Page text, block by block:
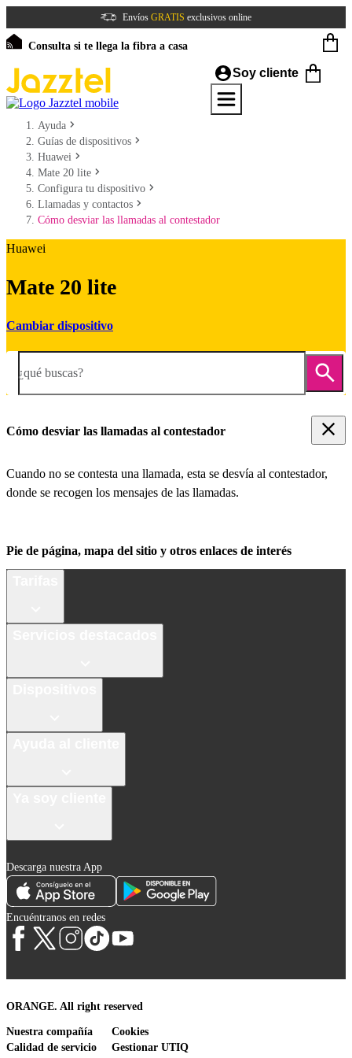
Envíos GRATIS exclusivos online
Consulta si te llega la fibra a casa
Soy cliente
Ayuda
Guías de dispositivos
Huawei
Mate 20 lite
Configura tu dispositivo
Llamadas y contactos
Cómo desviar las llamadas al contestador
Huawei
Mate 20 lite
Cambiar dispositivo
¿qué buscas?
Cómo desviar las llamadas al contestador
Cuando no se contesta una llamada, esta se desvía al contestador,
donde se recogen los mensajes de las llamadas.
Pie de página, mapa del sitio y otros enlaces de interés
Descarga nuestra App
Encuéntranos en redes
ORANGE. All right reserved
Nuestra compañía
Calidad de servicio
Cookies
Gestionar UTIQ